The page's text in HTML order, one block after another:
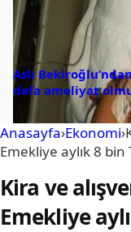
Aslı
defa ameliyat
Anasayfa›Ekonomi›
Emekliye aylık 8 bin
Kira ve
Emekliye